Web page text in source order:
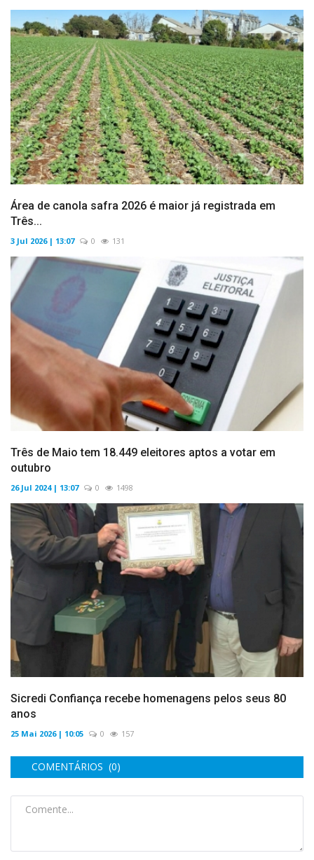
Área de canola safra 2026 é maior já registrada em
Três...
3 Jul 2026 | 13:07 0 131
Três de Maio tem 18.449 eleitores aptos a votar em
outubro
26 Jul 2024 | 13:07 0 1498
Sicredi Confiança recebe homenagens pelos seus 80
anos
25 Mai 2026 | 10:05 0 157
COMENTÁRIOS (0)